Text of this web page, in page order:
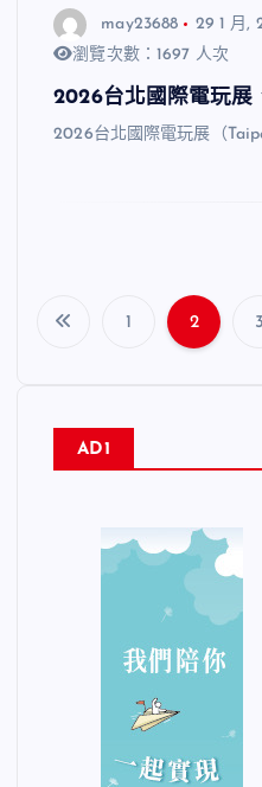
may23688 29 1 月,
瀏覽次數：1697 人次
2026台北國際電玩展
2026台北國際電玩展（
1 2 3
AD1